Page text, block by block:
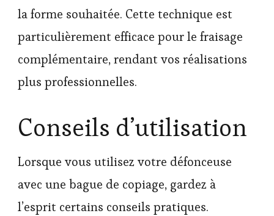
la forme souhaitée. Cette technique est
particulièrement efficace pour le fraisage
complémentaire, rendant vos réalisations
plus professionnelles.
Conseils d’utilisation
Lorsque vous utilisez votre défonceuse
avec une bague de copiage, gardez à
l’esprit certains conseils pratiques.